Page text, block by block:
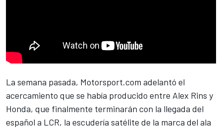
La semana pasada, Motorsport.com adelantó el
acercamiento que se había producido entre Alex Rins y
Honda, que finalmente terminarán con la llegada del
español a LCR, la escudería satélite de la marca del ala